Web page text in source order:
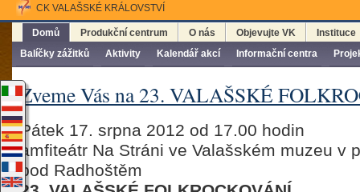
CK VALAŠSKÉ KRÁLOVSTVÍ
Domů
Balíčky zážitků
Aktivity Kalendář akcí Informační centra
Produkční centrum O nás Objevujte VK Instituce
Zveme Vás na 23. VALAŠSKÉ
Pátek 17. srpna 2012 od 17.00 hodin
amfiteátr Na Stráni ve Valašském muzeu v
pod Radhoštěm